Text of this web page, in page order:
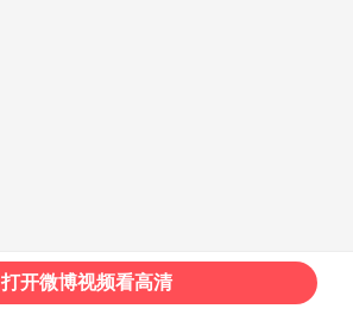
打开微博视频看高清